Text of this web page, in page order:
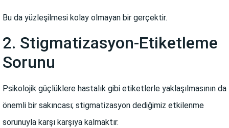
Bu da yüzleşilmesi kolay olmayan bir gerçektir.
2. Stigmatizasyon-Etiketleme
Sorunu
Psikolojik güçlüklere hastalık gibi etiketlerle yaklaşılmasının da
önemli bir sakıncası; stigmatizasyon dediğimiz etkilenme
sorunuyla karşı karşıya kalmaktır.